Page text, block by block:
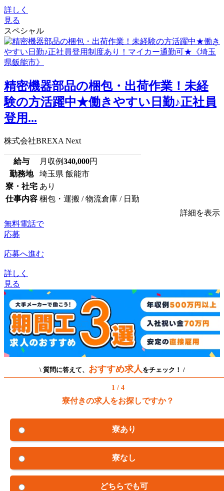
詳しく
見る
スペシャル
精密機器部品の梱包・出荷作業！未経
験の方活躍中★働きやすい日勤♪正社員
登用...
株式会社BREXA Next
給与 月収例340,000円
勤務地
埼玉県 飯能市
寮・社宅 あり
仕事内容 梱包・運搬 / 物流倉庫 / 日勤
詳細を表示
無料電話で
応募
応募へ進む
詳しく
見る
\ 質問に答えて、 おすすめ求人 をチェック！ /
1 / 4
寮付きの求人をお探しですか？
寮あり
寮なし
どちらでも可